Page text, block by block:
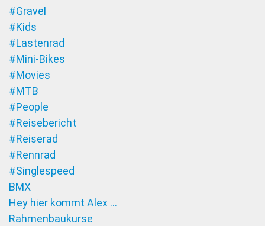
#Gravel
#Kids
#Lastenrad
#Mini-Bikes
#Movies
#MTB
#People
#Reisebericht
#Reiserad
#Rennrad
#Singlespeed
BMX
Hey hier kommt Alex …
Rahmenbaukurse